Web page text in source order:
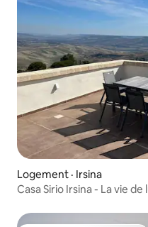
Logement · Irsina
Casa Sirio Irsina - La vie de